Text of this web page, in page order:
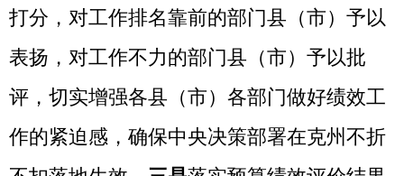
承办：克孜勒苏柯尔克孜自治州政务公开信息中心
新公网安备65300102000007号 新ICP备2022000247号
政府网站标识码：6530000002 法律声明 关于我们